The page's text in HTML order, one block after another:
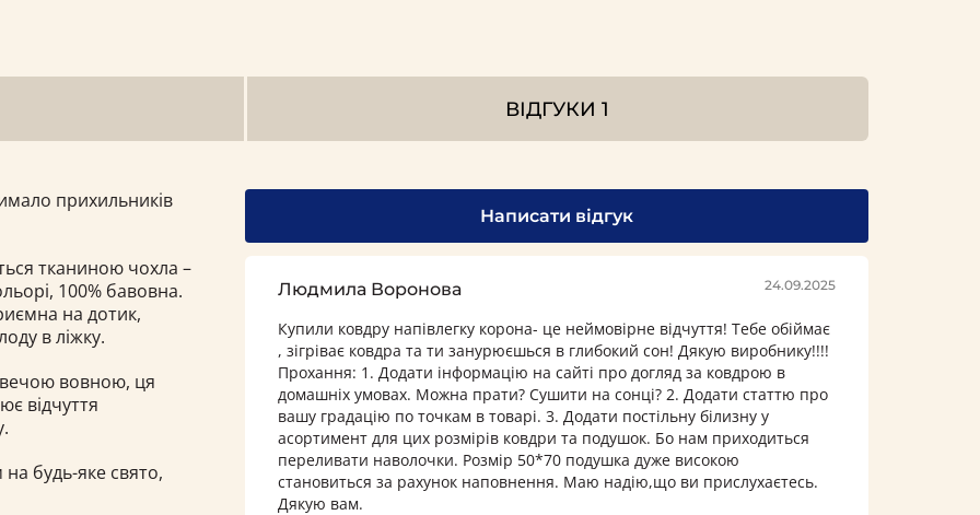
ВІДГУКИ1
прихильників
тканиною чохла –
100% бавовна.
на дотик,
в ліжку.
вовною, ця
відчуття
будь-яке свято,
Написати відгук
Людмила Воронова 24.09.2025
Купили ковдру напівлегку корона- це неймовірне відчуття! Тебе обіймає
, зігріває ковдра та ти занурюєшься в глибокий сон! Дякую виробнику!!!!
Прохання: 1. Додати інформацію на сайті про догляд за ковдрою в
домашніх умовах. Можна прати? Сушити на сонці? 2. Додати статтю про
вашу градацію по точкам в товарі. 3. Додати постільну білизну у
асортимент для цих розмірів ковдри та подушок. Бо нам приходиться
переливати наволочки. Розмір 50*70 подушка дуже високою
становиться за рахунок наповнення. Маю надію,що ви прислухаєтесь.
Дякую вам.